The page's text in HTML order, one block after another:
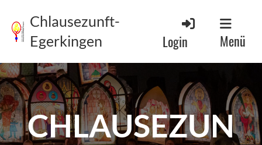
Chlausezunft-
Egerkingen
Login Menü
CHLAUSEZUN